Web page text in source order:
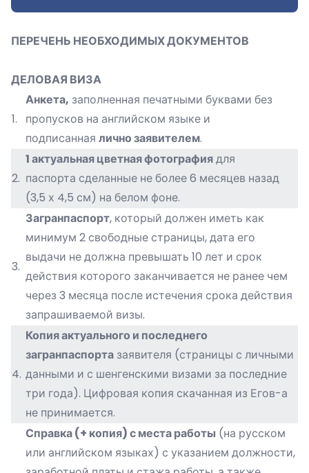
ПЕРЕЧЕНЬ НЕОБХОДИМЫХ ДОКУМЕНТОВ
ДЕЛОВАЯ ВИЗА
1.
Анкета, заполненная печатными буквами без
пропусков на английском языке и
подписанная лично заявителем.
2.
1 актуальная цветная фотографиядля
паспорта сделанные не более 6 месяцев назад
(3,5 х 4,5 см) на белом фоне.
3.
Загранпаспорт, который должен иметь как
минимум 2 свободные страницы, дата его
выдачи не должна превышать 10 лет и срок
действия которого заканчивается не ранее чем
через 3 месяца после истечения срока действия
запрашиваемой визы.
4.
Копияактуального и последнего
загранпаспорта заявителя (страницы с личными
данными и с шенгенскими визами за последние
три года). Цифровая копия скачанная из Егов-а
не принимается.
Справка (+ копия) с места работы (на русском
или английском языках) с указанием должности,